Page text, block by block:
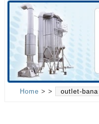
Home > > outlet-bana